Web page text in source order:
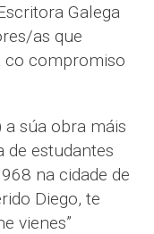
Galega
as que
co compromiso
a súa obra máis
de estudantes
na cidade de
Diego, te
vienes”